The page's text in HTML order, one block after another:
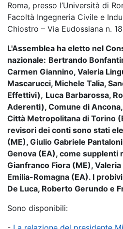
Roma, presso l’Università di
Facoltà Ingegneria Civile e
Chiostro – Via Eudossiana n.
L'Assemblea ha eletto nel
nazionale: Bertrando
Carmen Giannino, Valeria
Mascarucci, Michele Talia,
Effettivi), Luca Barbarossa,
Aderenti), Comune di
Città Metropolitana di Torino
revisori dei conti sono stati
(ME), Giulio Gabriele
Genova (EA), come supplenti
Gianfranco Fiora (ME),
Emilia-Romagna (EA). I
De Luca, Roberto Gerundo e
Sono disponibili: